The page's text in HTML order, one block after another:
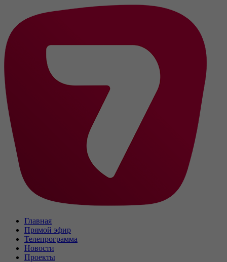
Главная
Прямой эфир
Телепрограмма
Новости
Проекты